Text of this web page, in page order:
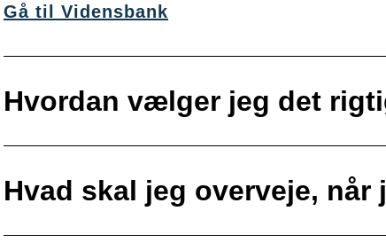
Gå til Vidensbank
Hvordan vælger jeg det
Hvad skal jeg overveje, når